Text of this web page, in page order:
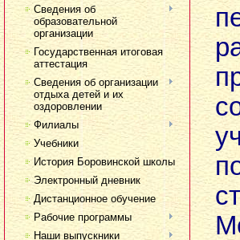
Сведения об
образовательной
организации
Государственная итоговая
аттестация
Сведения об организации
отдыха детей и их
оздоровлении
Филиалы
Учебники
История Боровинской школы
Электронный дневник
Дистанционное обучение
Рабочие программы
Наши выпускники